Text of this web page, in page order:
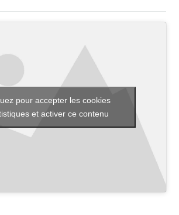
rendez-vous de l’APHG
Concours scolaires
tables rondes
d’ouvrages publiés
Culture
pour accepter les cookies
et activer ce contenu